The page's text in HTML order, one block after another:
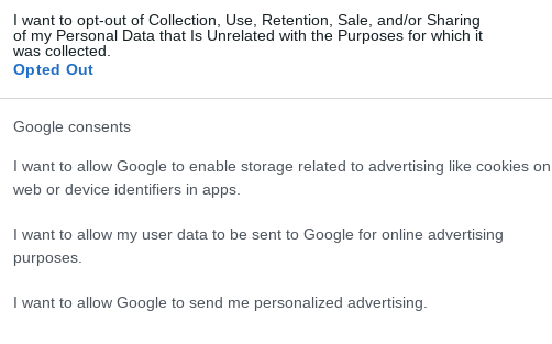
I want to opt-out of Collection, Use, Retention, Sale, and/or Sharing
of my Personal Data that Is Unrelated with the Purposes for which it
was collected.
Opted Out
Google consents
I want to allow Google to enable storage related to advertising like cookies on
web or device identifiers in apps.
I want to allow my user data to be sent to Google for online advertising
purposes.
I want to allow Google to send me personalized advertising.